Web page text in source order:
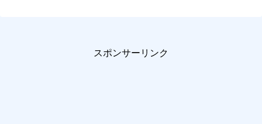
スポンサーリンク